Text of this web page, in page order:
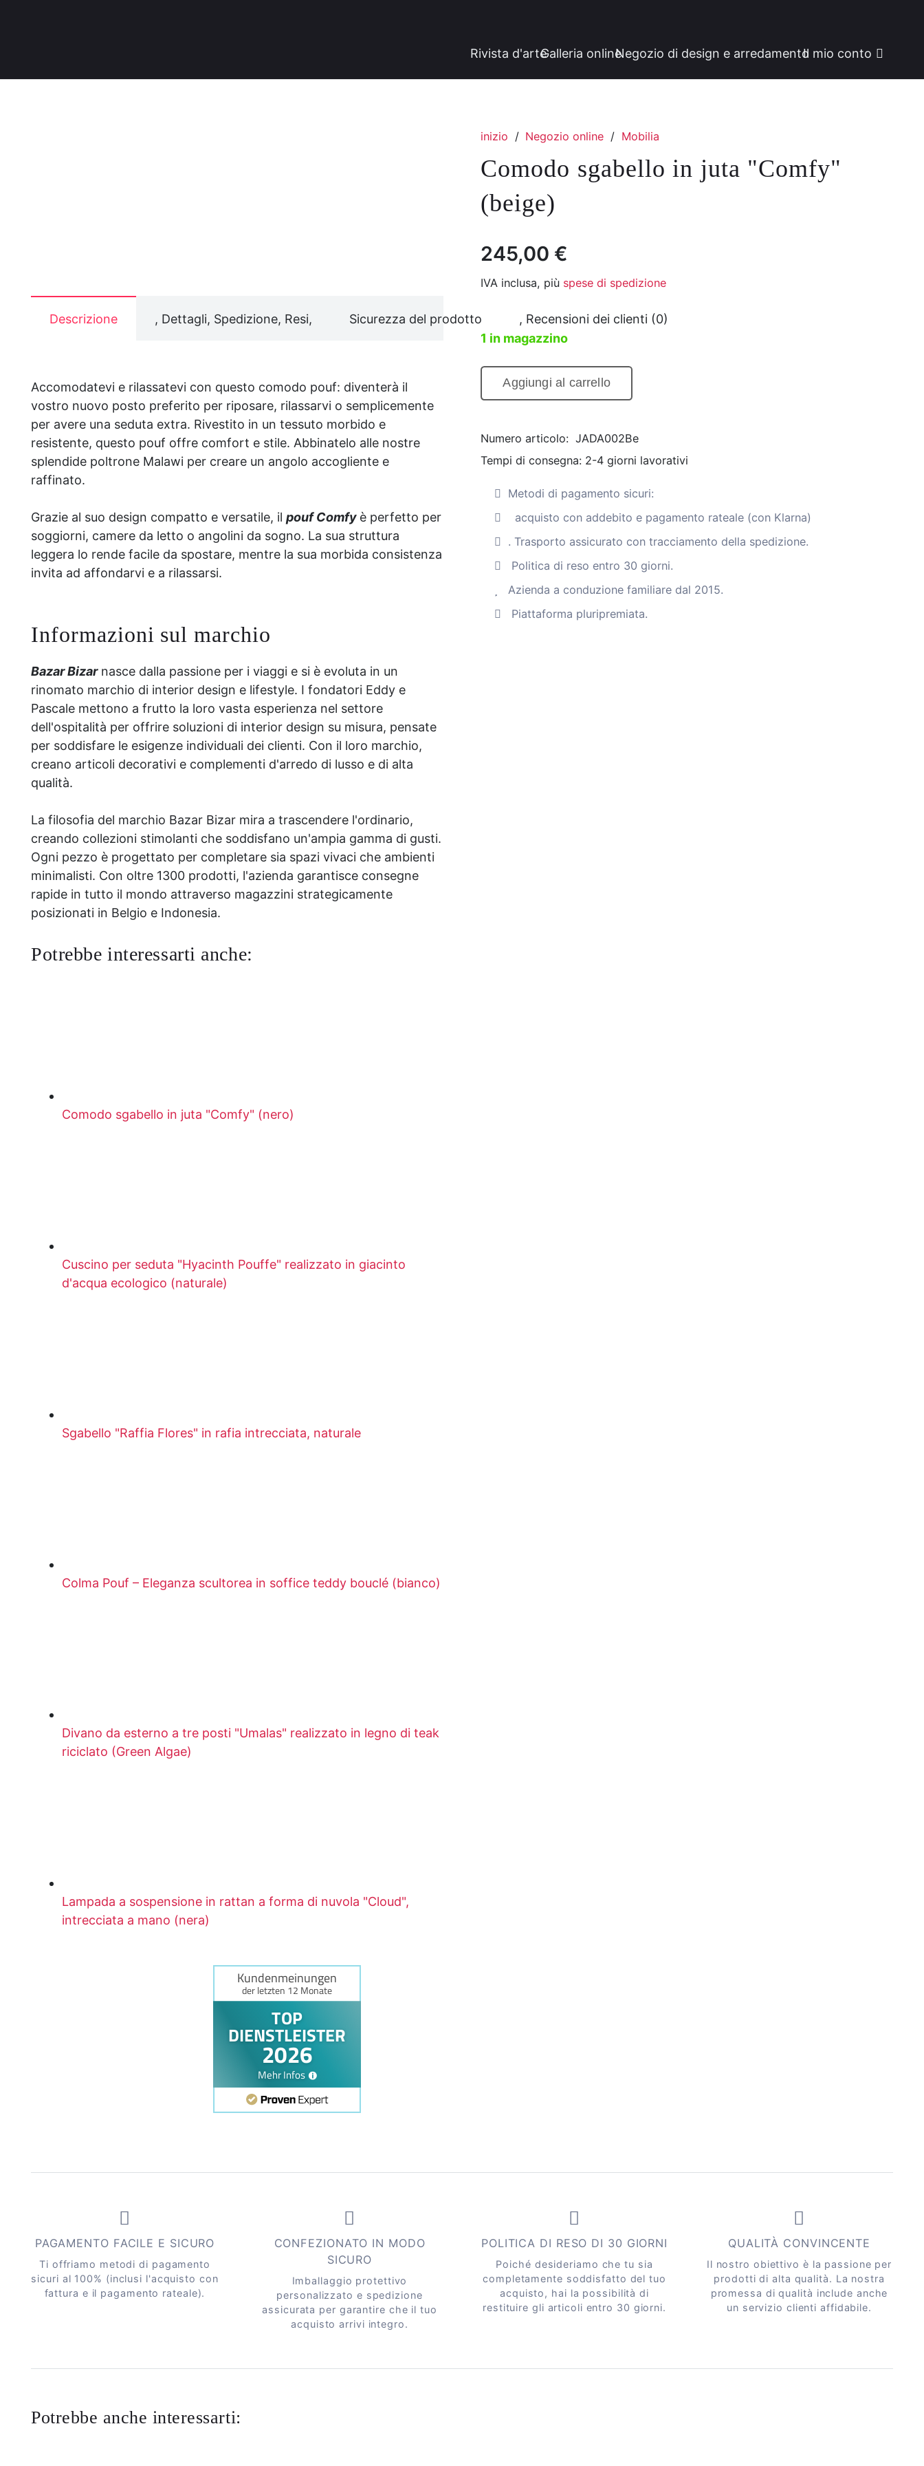
Rivista d'arteGalleria onlineNegozio di design e arredamentoIl mio conto
Descrizione , Dettagli, Spedizione, Resi, Sicurezza del prodotto , Recensioni dei clienti (0)
Accomodatevi e rilassatevi con questo comodo pouf: diventerà il
vostro nuovo posto preferito per riposare, rilassarvi o semplicemente
per avere una seduta extra. Rivestito in un tessuto morbido e
resistente, questo pouf offre comfort e stile. Abbinatelo alle nostre
splendide poltrone Malawi per creare un angolo accogliente e
raffinato.
Grazie al suo design compatto e versatile, il pouf Comfy è perfetto per
soggiorni, camere da letto o angolini da sogno. La sua struttura
leggera lo rende facile da spostare, mentre la sua morbida consistenza
invita ad affondarvi e a rilassarsi.
Informazioni sul marchio
Bazar Bizarnasce dalla passione per i viaggi e si è evoluta in un
rinomato marchio di interior design e lifestyle. I fondatori Eddy e
Pascale mettono a frutto la loro vasta esperienza nel settore
dell'ospitalità per offrire soluzioni di interior design su misura, pensate
per soddisfare le esigenze individuali dei clienti. Con il loro marchio,
creano articoli decorativi e complementi d'arredo di lusso e di alta
qualità.
La filosofia del marchio Bazar Bizar mira a trascendere l'ordinario,
creando collezioni stimolanti che soddisfano un'ampia gamma di gusti.
Ogni pezzo è progettato per completare sia spazi vivaci che ambienti
minimalisti. Con oltre 1300 prodotti, l'azienda garantisce consegne
rapide in tutto il mondo attraverso magazzini strategicamente
posizionati in Belgio e Indonesia.
Potrebbe interessarti anche:
Comodo sgabello in juta "Comfy" (nero)
Cuscino per seduta "Hyacinth Pouffe" realizzato in giacinto
d'acqua ecologico (naturale)
Sgabello "Raffia Flores" in rafia intrecciata, naturale
Colma Pouf – Eleganza scultorea in soffice teddy bouclé (bianco)
Divano da esterno a tre posti "Umalas" realizzato in legno di teak
riciclato (Green Algae)
Lampada a sospensione in rattan a forma di nuvola "Cloud",
intrecciata a mano (nera)
inizio / Negozio online / Mobilia
Comodo sgabello in juta "Comfy"
(beige)
245,00 €
IVA inclusa, più spese di spedizione
1 in magazzino
Comodo
juta
"Comfy"
Aggiungi al carrello
Numero articolo: JADA002Be
Tempi di consegna: 2-4 giorni lavorativi
Metodi di pagamento sicuri:
acquisto con addebito e pagamento rateale (con Klarna)
. Trasporto assicurato con tracciamento della spedizione.
Politica di reso entro 30 giorni.
Azienda a conduzione familiare dal 2015.
Piattaforma pluripremiata.
PAGAMENTO FACILE E SICURO
Ti offriamo metodi di pagamento
sicuri al 100% (inclusi l'acquisto con
fattura e il pagamento rateale).
CONFEZIONATO IN MODO
SICURO
Imballaggio protettivo
personalizzato e spedizione
assicurata per garantire che il tuo
acquisto arrivi integro.
POLITICA DI RESO DI 30 GIORNI
Poiché desideriamo che tu sia
completamente soddisfatto del tuo
acquisto, hai la possibilità di
restituire gli articoli entro 30 giorni.
QUALITÀ CONVINCENTE
Il nostro obiettivo è la passione per
prodotti di alta qualità. La nostra
promessa di qualità include anche
un servizio clienti affidabile.
Potrebbe anche interessarti: